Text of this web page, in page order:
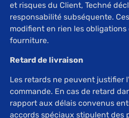
et risques du Client, Techné
responsabilité subséquente.
modifient en rien les obligations
fourniture.
Retard de livraison
Les retards ne peuvent justifier
commande. En cas de retard
rapport aux délais convenus
accords spéciaux stipulent des